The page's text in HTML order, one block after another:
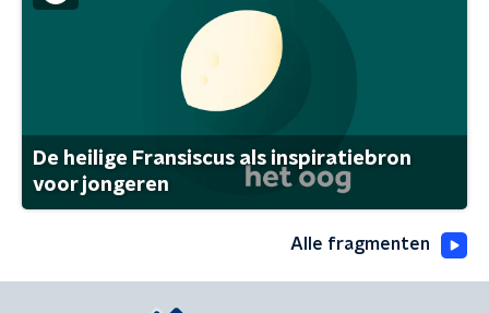
De heilige Fransiscus als inspiratiebron
voor jongeren
Alle fragmenten